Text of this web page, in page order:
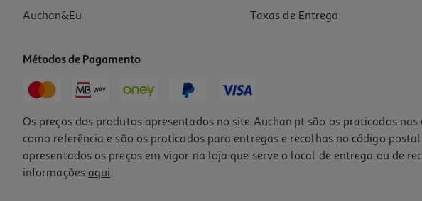
Auchan&Eu
Taxas de Entrega
Métodos de Pagamento
Os preços dos produtos apresentados no site Auchan.pt são os praticados
como referência e são os praticados para entregas e recolhas no código
apresentados os preços em vigor na loja que serve o local de entrega ou de
informações aqui.